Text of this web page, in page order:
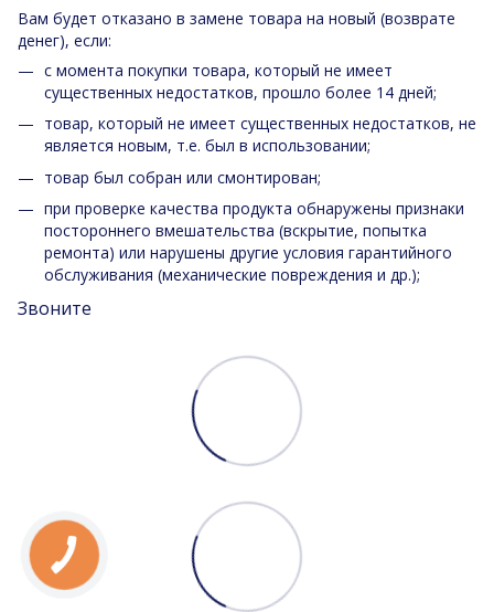
Вам будет отказано в замене товара на новый (возврате
денег), если:
с момента покупки товара, который не имеет
существенных недостатков, прошло более 14 дней;
товар, который не имеет существенных недостатков, не
является новым, т.е. был в использовании;
товар был собран или смонтирован;
при проверке качества продукта обнаружены признаки
постороннего вмешательства (вскрытие, попытка
ремонта) или нарушены другие условия гарантийного
обслуживания (механические повреждения и др.);
Звоните